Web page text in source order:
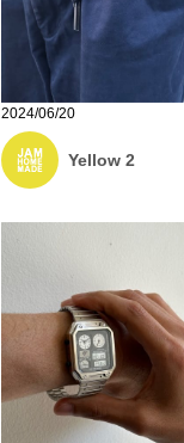
2024/06/20
Yellow 2